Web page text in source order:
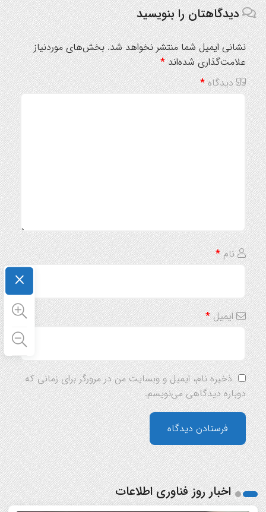
دیدگاهتان را بنویسید
نشانی ایمیل شما منتشر نخواهد شد. بخش‌های موردنیاز
علامت‌گذاری شده‌اند*
دیدگاه*
نام*
ایمیل*
ذخیره نام، ایمیل و وبسایت من در مرورگر برای زمانی که
دوباره دیدگاهی می‌نویسم.
اخبار روز فناوری اطلاعات
×